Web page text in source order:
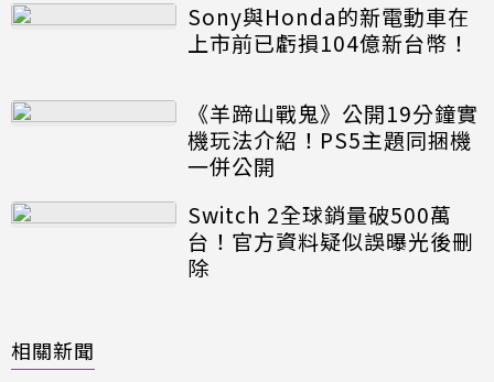
Sony與Honda的新電動車在
上市前已虧損104億新台幣！
《羊蹄山戰鬼》公開19分鐘實
機玩法介紹！PS5主題同捆機
一併公開
Switch 2全球銷量破500萬
台！官方資料疑似誤曝光後刪
除
相關新聞